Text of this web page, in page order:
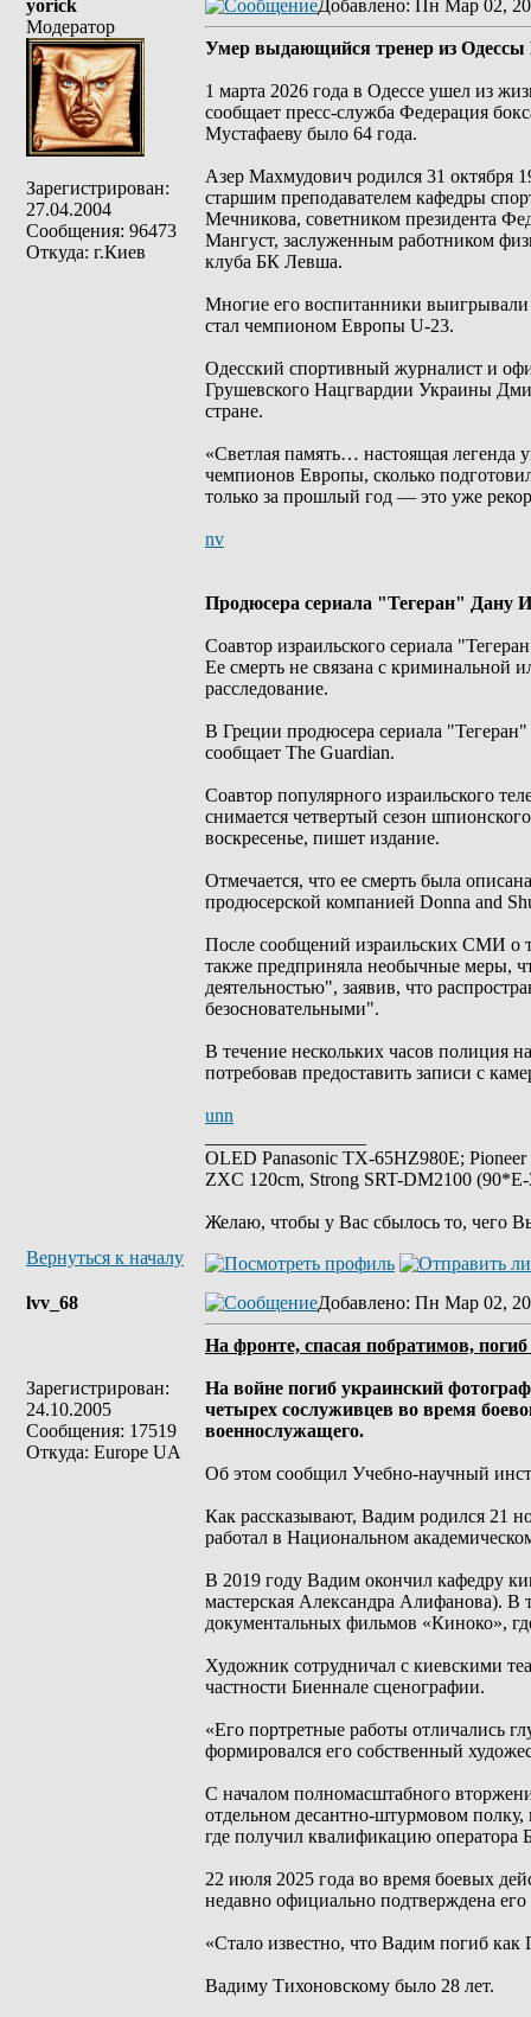
yorick
Модератор
Зарегистрирован:
27.04.2004
Сообщения: 96473
Откуда: г.Киев
Добавлено: Пн Мар 02,
Умер выдающийся тренер из Одессы
1 марта 2026 года в Одессе ушел из
сообщает пресс-служба Федерация
Мустафаеву было 64 года.
Азер Махмудович родился 31 октября
старшим преподавателем кафедры
Мечникова, советником президента
Мангуст, заслуженным работником
клуба БК Левша.
Многие его воспитанники
стал чемпионом Европы U-23.
Одесский спортивный журналист и
Грушевского Нацгвардии Украины
стране.
«Светлая память… настоящая легенда
чемпионов Европы, сколько
только за прошлый год — это уже
nv
Продюсера сериала "Тегеран" Дану
Соавтор израильского сериала
Ее смерть не связана с криминальной
расследование.
В Греции продюсера сериала
сообщает The Guardian.
Соавтор популярного израильского
снимается четвертый сезон
воскресенье, пишет издание.
Отмечается, что ее смерть была
продюсерской компанией Donna and
После сообщений израильских СМИ о
также предприняла необычные меры,
деятельностью", заявив, что
безосновательными".
В течение нескольких часов полиция
потребовав предоставить записи с
unn
OLED Panasonic TX-65HZ980E;
ZXC 120cm, Strong SRT-DM2100
Желаю, чтобы у Вас сбылось то, чего
Вернуться к началу
lvv_68
Зарегистрирован:
24.10.2005
Сообщения: 17519
Откуда: Europe UA
Добавлено: Пн Мар 02,
На фронте, спасая побратимов,
На войне погиб украинский
четырех сослуживцев во время
военнослужащего.
Об этом сообщил Учебно-научный
Как рассказывают, Вадим родился 21
работал в Национальном
В 2019 году Вадим окончил кафедру
мастерская Александра Алифанова). В
документальных фильмов «Киноко»,
Художник сотрудничал с киевскими
частности Биеннале сценографии.
«Его портретные работы отличались
формировался его собственный
С началом полномасштабного
отдельном десантно-штурмовом
где получил квалификацию
22 июля 2025 года во время боевых
недавно официально подтверждена его
«Стало известно, что Вадим погиб как
Вадиму Тихоновскому было 28 лет.